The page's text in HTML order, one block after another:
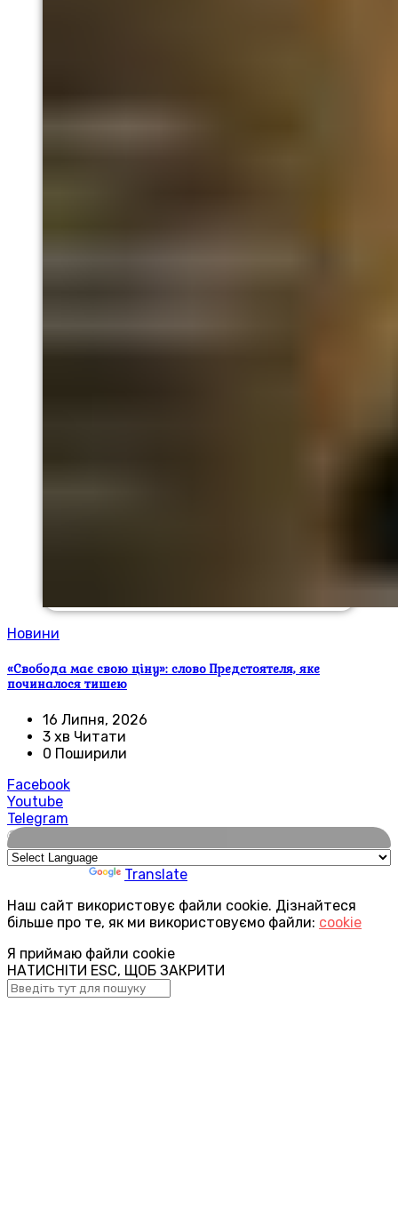
Новини
«Свобода має свою ціну»: слово Предстоятеля, яке
починалося тишею
16 Липня, 2026
3 хв Читати
0 Поширили
Facebook
Youtube
Telegram
🌍
Translate
Наш сайт використовує файли cookie. Дізнайтеся
більше про те, як ми використовуємо файли: cookie
Я приймаю файли cookie
НАТИСНІТИ ESC, ЩОБ ЗАКРИТИ